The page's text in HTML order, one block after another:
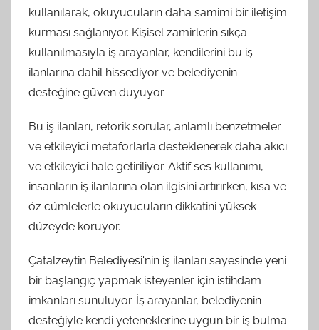
kullanılarak, okuyucuların daha samimi bir iletişim
kurması sağlanıyor. Kişisel zamirlerin sıkça
kullanılmasıyla iş arayanlar, kendilerini bu iş
ilanlarına dahil hissediyor ve belediyenin
desteğine güven duyuyor.
Bu iş ilanları, retorik sorular, anlamlı benzetmeler
ve etkileyici metaforlarla desteklenerek daha akıcı
ve etkileyici hale getiriliyor. Aktif ses kullanımı,
insanların iş ilanlarına olan ilgisini artırırken, kısa ve
öz cümlelerle okuyucuların dikkatini yüksek
düzeyde koruyor.
Çatalzeytin Belediyesi'nin iş ilanları sayesinde yeni
bir başlangıç yapmak isteyenler için istihdam
imkanları sunuluyor. İş arayanlar, belediyenin
desteğiyle kendi yeteneklerine uygun bir iş bulma